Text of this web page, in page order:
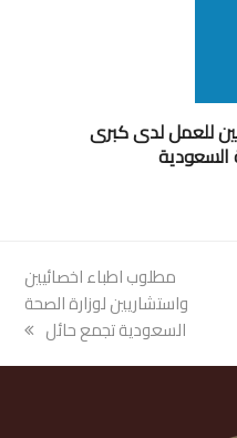
للعمل لدى كبرى
السعودية
next
post:
مطلوب اطباء اخصائيين
واستشاريين لوزارة الصحة
السعودية تجمع حائل